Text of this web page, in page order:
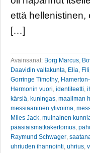
että hellenistinen,
[…]
Avainsanat: Borg Marcus
Daavidin valtakunta Elia
Gorringe Timothy
Hermonin vuori identiteetti
kärsiä kuningas maailman
messiaaninen ylivoima
Miles Jack muinainen
pääsiäismatkakertomus
Raymund Schwager
uhriuden ihannointi uhrius